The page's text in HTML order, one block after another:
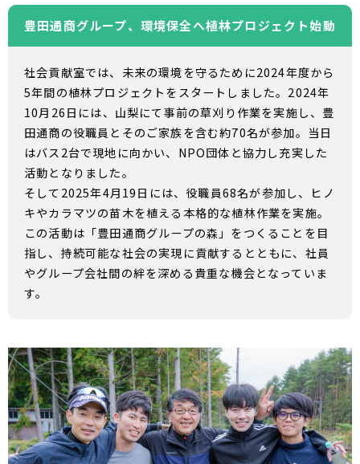
豊田通商グループ、環境保全へ植林プロジェクト始動
社会貢献室では、未来の環境を守るために2024年度から
5年間の植林プロジェクトをスタートしました。2024年
10月26日には、山梨にて事前の草刈り作業を実施し、豊
田通商の役職員とそのご家族を含む約70名が参加。当日
はバス2台で現地に向かい、NPO団体と協力し充実した
活動となりました。
そして2025年4月19日には、役職員68名が参加し、ヒノ
キやカラマツの苗木を植える本格的な植林作業を実施。
この活動は「豊田通商グループの森」をつくることを目
指し、持続可能な社会の実現に貢献するとともに、社員
やグループ会社間の絆を深める貴重な機会となっていま
す。